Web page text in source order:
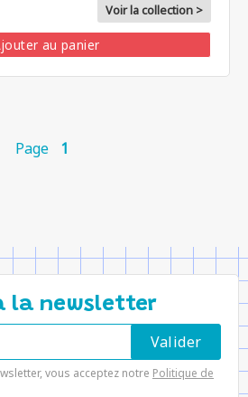
Voir la collection >
au panier
Page 1
la newsletter
vous acceptez notre Politique de